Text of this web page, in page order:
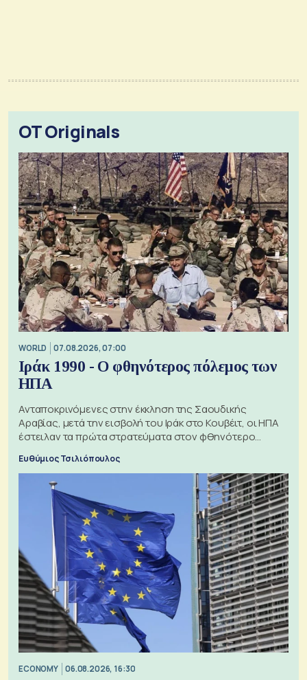
OT Originals
WORLD 07.08.2026, 07:00
Ιράκ 1990 - Ο φθηνότερος πόλεμος των
ΗΠΑ
Ανταποκρινόμενες στην έκκληση της Σαουδικής
Αραβίας, μετά την εισβολή του Ιράκ στο Κουβέιτ, οι ΗΠΑ
έστειλαν τα πρώτα στρατεύματα στον φθηνότερο
Ευθύμιος Τσιλιόπουλος
ECONOMY 06.08.2026, 16:30